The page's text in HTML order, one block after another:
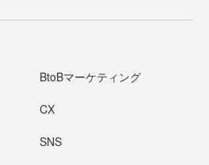
BtoBマーケティング
CX
SNS